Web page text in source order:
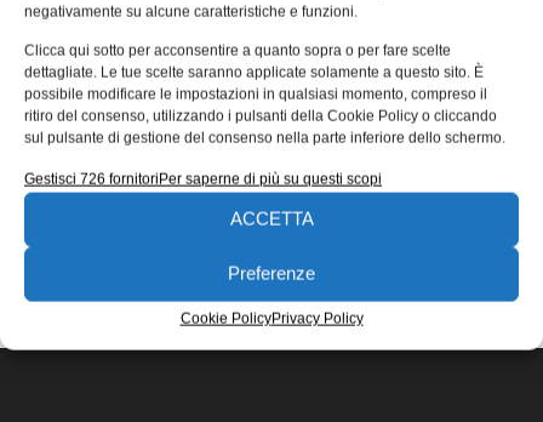
negativamente su alcune caratteristiche e funzioni.
Clicca qui sotto per acconsentire a quanto sopra o per fare scelte
dettagliate. Le tue scelte saranno applicate solamente a questo sito. È
possibile modificare le impostazioni in qualsiasi momento, compreso il
ritiro del consenso, utilizzando i pulsanti della Cookie Policy o cliccando
sul pulsante di gestione del consenso nella parte inferiore dello schermo.
Gestisci 726 fornitoriPer saperne di più su questi scopi
ACCETTA
Preferenze
Cookie PolicyPrivacy Policy
Redazione 17/10/2022
EDICOLA WEB